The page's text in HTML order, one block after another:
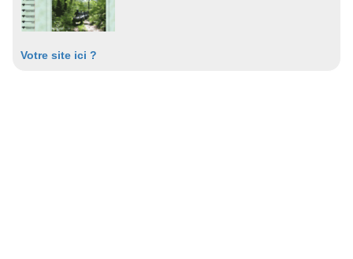
Votre site ici ?